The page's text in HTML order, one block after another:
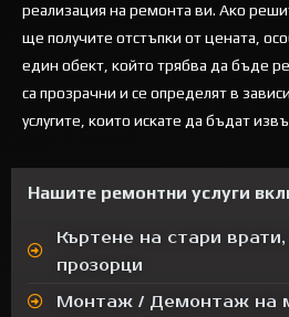
реализация на ремонта ви. Ако
ще получите отстъпки от цената,
един обект, който трябва да бъде
са прозрачни и се определят в
услугите, които искате да бъдат
Нашите ремонтни услуги
Къртене на стари
прозорци
Монтаж / Демонтаж на